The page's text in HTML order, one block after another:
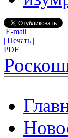
E-mail
| Печать |
PDF